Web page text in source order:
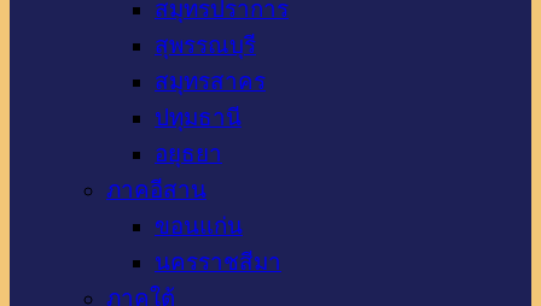
สมุทรปราการ
สุพรรณบุรี
สมุทรสาคร
ปทุมธานี
อยุธยา
ภาคอีสาน
ขอนแก่น
นครราชสีมา
ภาคใต้